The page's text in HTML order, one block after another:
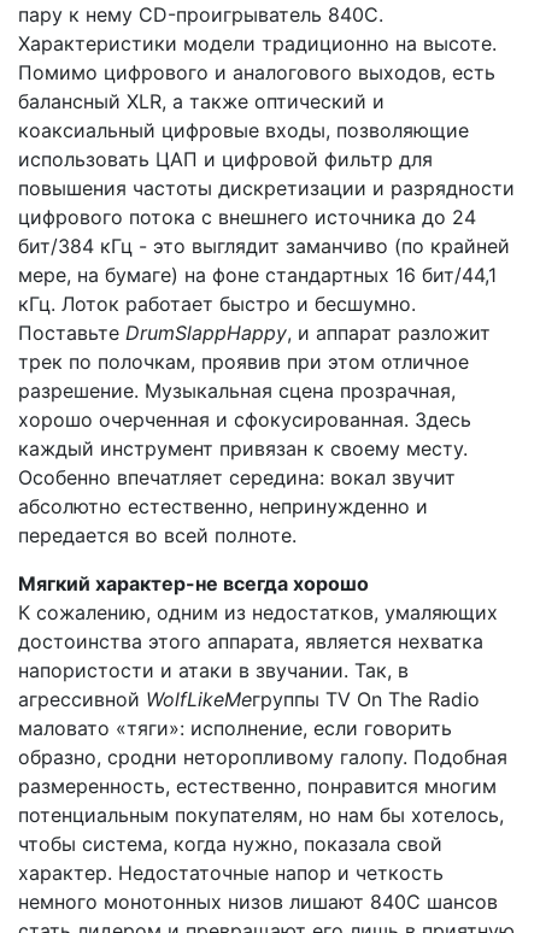
пару к нему CD-проигрыватель 840С.
Характеристики модели традиционно на высоте.
Помимо цифрового и аналогового выходов, есть
балансный XLR, а также оптический и
коаксиальный цифровые входы, позволяющие
использовать ЦАП и цифровой фильтр для
повышения частоты дискретизации и разрядности
цифрового потока с внешнего источника до 24
бит/384 кГц - это выглядит заманчиво (по крайней
мере, на бумаге) на фоне стандартных 16 бит/44,1
кГц. Лоток работает быстро и бесшумно.
Поставьте DrumSlappHappy, и аппарат разложит
трек по полочкам, проявив при этом отличное
разрешение. Музыкальная сцена прозрачная,
хорошо очерченная и сфокусированная. Здесь
каждый инструмент привязан к своему месту.
Особенно впечатляет середина: вокал звучит
абсолютно естественно, непринужденно и
передается во всей полноте.
Мягкий характер-не всегда хорошо
К сожалению, одним из недостатков, умаляющих
достоинства этого аппарата, является нехватка
напористости и атаки в звучании. Так, в
агрессивной WolfLikeMeгруппы TV On The Radio
маловато «тяги»: исполнение, если говорить
образно, сродни неторопливому галопу. Подобная
размеренность, естественно, понравится многим
потенциальным покупателям, но нам бы хотелось,
чтобы система, когда нужно, показала свой
характер. Недостаточные напор и четкость
немного монотонных низов лишают 840С шансов